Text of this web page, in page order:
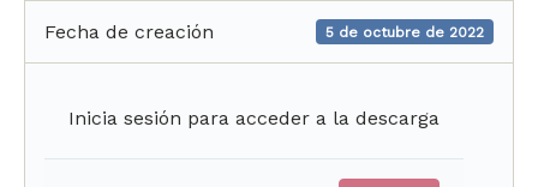
Fecha de creación 5 de octubre de 2022
Inicia sesión para acceder a la descarga